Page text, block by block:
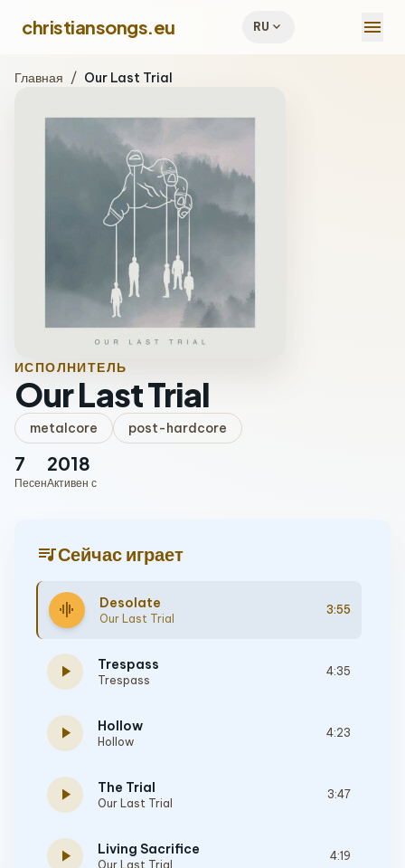
christiansongs.eu RU expand_more menu
Главная / Our Last Trial
ИСПОЛНИТЕЛЬ
Our Last Trial
metalcore post-hardcore
7
Песен
2018
Активен с
queue_musicСейчас играет
graphic_eq Desolate
Our Last Trial
3:55
play_arrow Trespass
Trespass
4:35
play_arrow Hollow
Hollow
4:23
play_arrow The Trial
Our Last Trial
3:47
play_arrow Living Sacrifice
Our Last Trial
4:19